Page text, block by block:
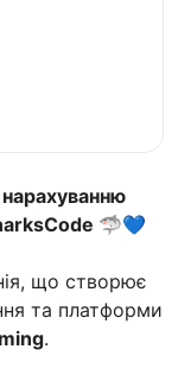
🦈💙
що створює
та платформи
.